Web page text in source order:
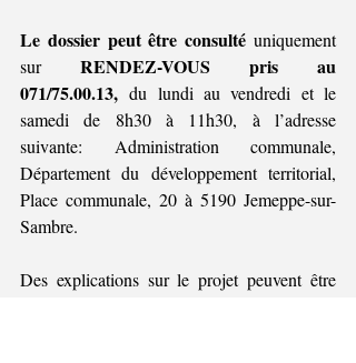
Le dossier peut être consulté uniquement
sur RENDEZ-VOUS pris au
071/75.00.13, du lundi au vendredi et le
samedi de 8h30 à 11h30, à l’adresse
suivante: Administration communale,
Département du développement territorial,
Place communale, 20 à 5190 Jemeppe-sur-
Sambre.
Des explications sur le projet peuvent être